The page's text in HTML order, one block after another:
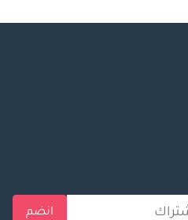
انضم